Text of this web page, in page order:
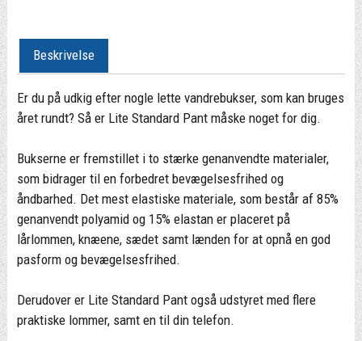
Beskrivelse
Er du på udkig efter nogle lette vandrebukser, som kan bruges
året rundt? Så er Lite Standard Pant måske noget for dig.
Bukserne er fremstillet i to stærke genanvendte materialer,
som bidrager til en forbedret bevægelsesfrihed og
åndbarhed. Det mest elastiske materiale, som består af 85%
genanvendt polyamid og 15% elastan er placeret på
lårlommen, knæene, sædet samt lænden for at opnå en god
pasform og bevægelsesfrihed.
Derudover er Lite Standard Pant også udstyret med flere
praktiske lommer, samt en til din telefon.